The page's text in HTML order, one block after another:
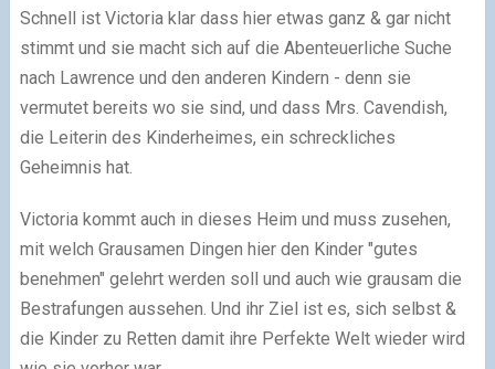
Schnell ist Victoria klar dass hier etwas ganz & gar nicht
stimmt und sie macht sich auf die Abenteuerliche Suche
nach Lawrence und den anderen Kindern - denn sie
vermutet bereits wo sie sind, und dass Mrs. Cavendish,
die Leiterin des Kinderheimes, ein schreckliches
Geheimnis hat.
Victoria kommt auch in dieses Heim und muss zusehen,
mit welch Grausamen Dingen hier den Kinder "gutes
benehmen" gelehrt werden soll und auch wie grausam die
Bestrafungen aussehen. Und ihr Ziel ist es, sich selbst &
die Kinder zu Retten damit ihre Perfekte Welt wieder wird